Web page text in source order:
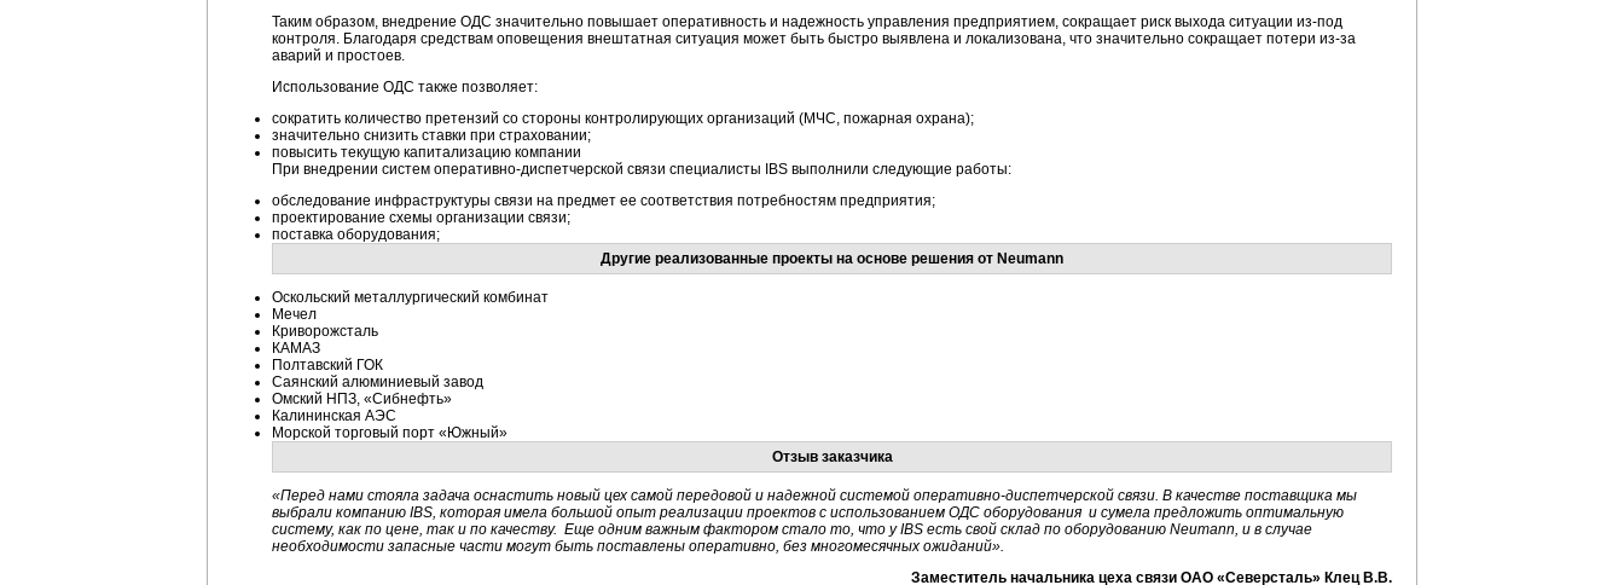
Таким образом, внедрение ОДС значительно повышает оперативность и надежность управления предприятием, сокращает риск выхода ситуации из-под
контроля. Благодаря средствам оповещения внештатная ситуация может быть быстро выявлена и локализована, что значительно сокращает потери из-за
аварий и простоев.
Использование ОДС также позволяет:
сократить количество претензий со стороны контролирующих организаций (МЧС, пожарная охрана);
значительно снизить ставки при страховании;
повысить текущую капитализацию компании
При внедрении систем оперативно-диспетчерской связи специалисты IBS выполнили следующие работы:
обследование инфраструктуры связи на предмет ее соответствия потребностям предприятия;
проектирование схемы организации связи;
поставка оборудования;
Другие реализованные проекты на основе решения от Neumann
Оскольский металлургический комбинат
Мечел
Криворожсталь
КАМАЗ
Полтавский ГОК
Саянский алюминиевый завод
Омский НПЗ, «Сибнефть»
Калининская АЭС
Морской торговый порт «Южный»
Отзыв заказчика
«Перед нами стояла задача оснастить новый цех самой передовой и надежной системой оперативно-диспетчерской связи. В качестве поставщика мы
выбрали компанию IBS, которая имела большой опыт реализации проектов с использованием ОДС оборудования и сумела предложить оптимальную
систему, как по цене, так и по качеству. Еще одним важным фактором стало то, что у IBS есть свой склад по оборудованию Neumann, и в случае
необходимости запасные части могут быть поставлены оперативно, без многомесячных ожиданий».
Заместитель начальника цеха связи ОАО «Северсталь» Клец В.В.